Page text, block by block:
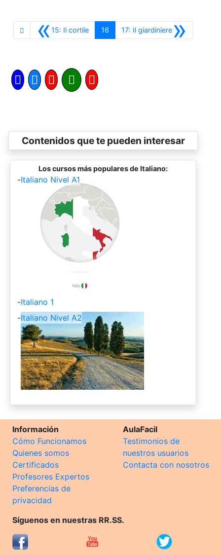
«15: Il cortileAnterior
16 »
17: Il giardiniereSiguiente
Contenidos que te pueden interesar
Los cursos más populares de Italiano:
-Italiano Nivel A1
-Italiano 1
-Italiano Nivel A2
Información
Cómo Funcionamos
Quienes somos
Certificados
Profesores Expertos
Preferencias de
privacidad
AulaFacil
Testimonios de
nuestros usuarios
Contacta con nosotros
Síguenos en nuestras RR.SS.